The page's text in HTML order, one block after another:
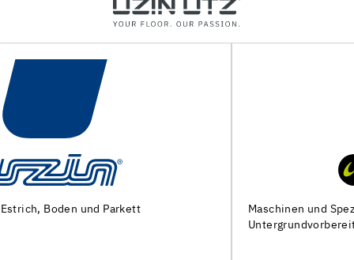
Maschinen und Spezialwerkzeuge zur
Untergrundvorbereitung und Verlegung von Bodenbelägen